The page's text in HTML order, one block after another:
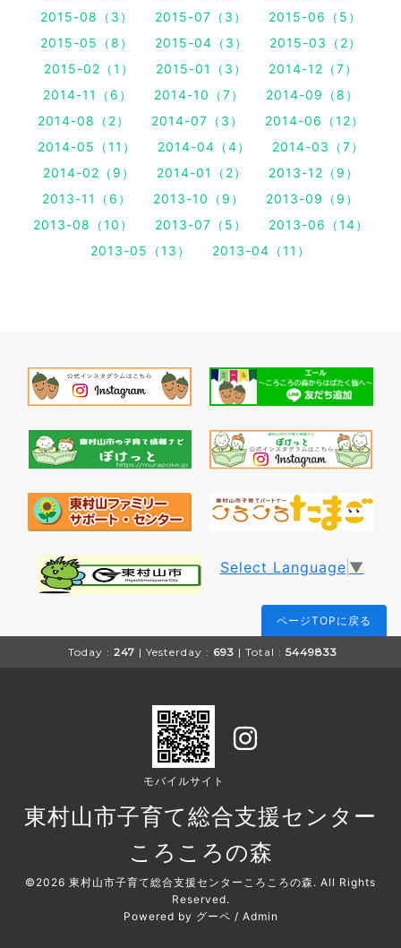
2015-08（3）
2015-07（3）
2015-06（5）
2015-05（8）
2015-04（3）
2015-03（2）
2015-02（1）
2015-01（3）
2014-12（7）
2014-11（6）
2014-10（7）
2014-09（8）
2014-08（2）
2014-07（3）
2014-06（12）
2014-05（11）
2014-04（4）
2014-03（7）
2014-02（9）
2014-01（2）
2013-12（9）
2013-11（6）
2013-10（9）
2013-09（9）
2013-08（10）
2013-07（5）
2013-06（14）
2013-05（13）
2013-04（11）
Select Language ▼
ページTOPに戻る
Today : 247 | Yesterday : 693 | Total : 5449833
モバイルサイト
東村山市子育て総合支援センター
ころころの森
©2026 東村山市子育て総合支援センターころころの森 . All Rights
Reserved.
Powered by グーペ / Admin